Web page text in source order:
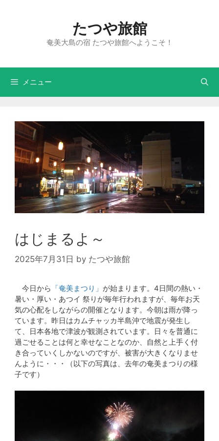
たつや旅館
奄美大島の宿 たつや旅館へようこそ！
メニュー
はじまるよ～
2025年7月31日 by たつや旅館
今日から 「奄美まつり」 が始まります。4日間の熱い・
暑い・厚い・あつイ 祭りが毎年行われますが、毎年お天
気の心配をしながらの開催となります。今朝は雨が降っ
ています。昨日はカムチャッカ半島沖で地震が発生し
て、日本各地で津波が観測されています。日々を普通に
過ごせることは何と幸せなことなのか、自然と上手く付
き合っていくしかないのですが、被害が大きくなりませ
んように・・・（以下の写真は、去年の奄美まつりの様
子です）